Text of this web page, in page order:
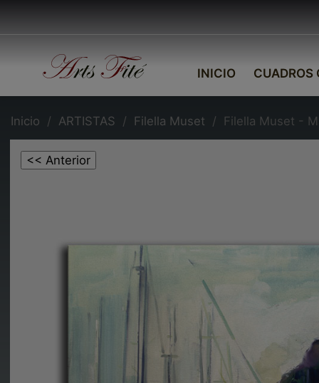
INICIO CUADROS
Inicio ARTISTAS Filella Muset Filella Muset -